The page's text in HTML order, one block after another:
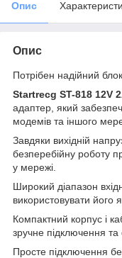
Опис
Опис
Потрібен надійний
Startrecg ST-818 12V
адаптер, який
модемів та іншого
Завдяки вихідній
безперебійну роботу
у мережі.
Широкий діапазон
використовувати його
Компактний корпус і
зручне підключення та
Просте підключення